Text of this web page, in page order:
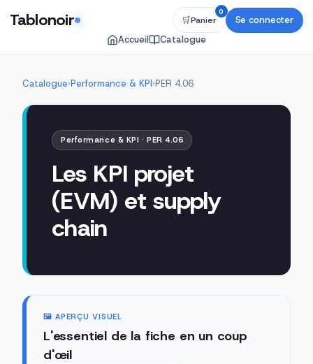
Tablonoir
Accueil Catalogue
🛒Panier
0
Se connecter
Catalogue›Performance & KPI›PER 4.06
Performance & KPI · PER 4.06
Les KPI projet
(EVM) et supply
chain
🖼️ APERÇU VISUEL
L'essentiel de la fiche en un coup
d'œil